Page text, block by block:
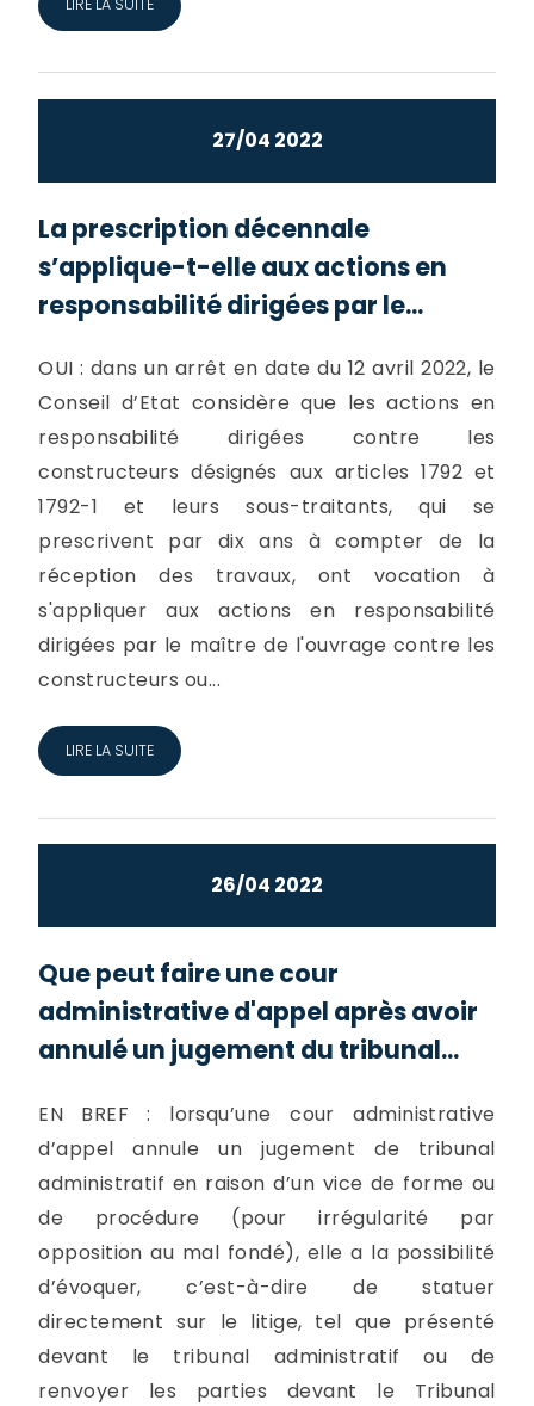
LIRE LA SUITE
27/04 2022
La prescription décennale
s’applique-t-elle aux actions en
responsabilité dirigées par le...
OUI : dans un arrêt en date du 12 avril 2022, le
Conseil d’Etat considère que les actions en
responsabilité dirigées contre les
constructeurs désignés aux articles 1792 et
1792-1 et leurs sous-traitants, qui se
prescrivent par dix ans à compter de la
réception des travaux, ont vocation à
s'appliquer aux actions en responsabilité
dirigées par le maître de l'ouvrage contre les
constructeurs ou...
LIRE LA SUITE
26/04 2022
Que peut faire une cour
administrative d'appel après avoir
annulé un jugement du tribunal...
EN BREF : lorsqu’une cour administrative
d’appel annule un jugement de tribunal
administratif en raison d’un vice de forme ou
de procédure (pour irrégularité par
opposition au mal fondé), elle a la possibilité
d’évoquer, c’est-à-dire de statuer
directement sur le litige, tel que présenté
devant le tribunal administratif ou de
renvoyer les parties devant le Tribunal